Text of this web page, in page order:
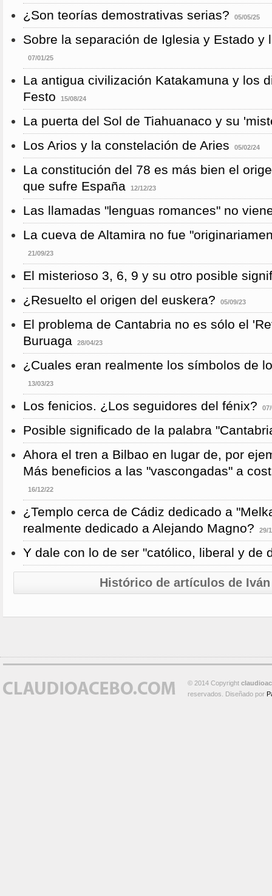
¿Son teorías demostrativas serias? 05/05/25
Sobre la separación de Iglesia y Estado y
07/01/25
La antigua civilización Katakamuna y los
Festo
15/08/24
La puerta del Sol de Tiahuanaco y su
Los Arios y la constelación de Aries
05/02/24
La constitución del 78 es más bien el
que sufre España
12/12/23
Las llamadas "lenguas romances" no
La cueva de Altamira no fue
21/09/23
El misterioso 3, 6, 9 y su otro posible
¿Resuelto el origen del euskera?
05/09/23
El problema de Cantabria no es sólo el
Buruaga
28/04/23
¿Cuales eran realmente los símbolos de
13/03/23
Los fenicios. ¿Los seguidores del fénix?
Posible significado de la palabra
Ahora el tren a Bilbao en lugar de, por
Más beneficios a las "vascongadas" a
16/12/22
¿Templo cerca de Cádiz dedicado a
realmente dedicado a Alejando Magno?
29/
Y dale con lo de ser "católico, liberal y de
Histórico de artículos de
© 2014 Copyright
reservados. Diseñado por